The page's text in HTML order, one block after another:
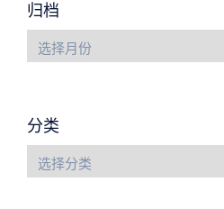
归档
分类